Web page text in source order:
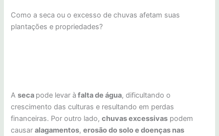
Como a seca ou o excesso de chuvas afetam suas
plantações e propriedades?
Aseca pode levar à falta de água, dificultando o
crescimento das culturas e resultando em perdas
financeiras. Por outro lado,chuvas excessivas podem
causaralagamentos,erosão do solo e doenças nas